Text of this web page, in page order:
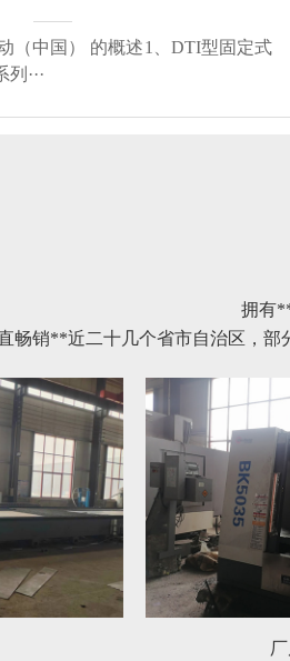
（中国） 的概述1、DTI型固定式
···
拥有
畅销**近二十几个省市自治区，